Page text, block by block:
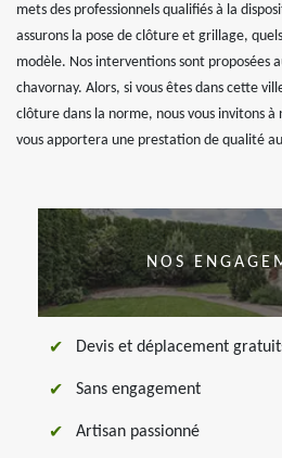
mets des professionnels qualifiés à la
assurons la pose de clôture et grillage,
modèle. Nos interventions sont proposées
chavornay. Alors, si vous êtes dans cette
clôture dans la norme, nous vous invitons
vous apportera une prestation de qualité
NOS
Devis et déplacement
Sans engagement
Artisan passionné